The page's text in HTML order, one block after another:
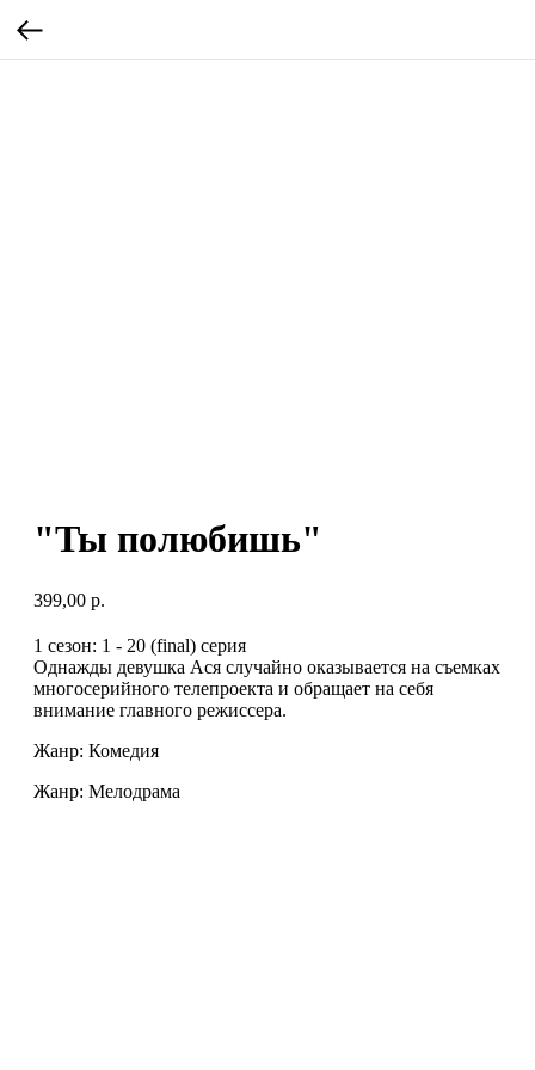
"Ты полюбишь"
399,00 р.
1 сезон: 1 - 20 (final) серия
Однажды девушка Ася случайно оказывается на съемках
многосерийного телепроекта и обращает на себя
внимание главного режиссера.
Жанр: Комедия
Жанр: Мелодрама